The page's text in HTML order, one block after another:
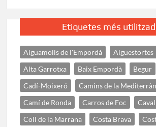
Etiquetes més
Aiguamolls de l'Empordà Aigüestortes
Alta Garrotxa
Baix Empordà Begur
Cadí-Moixeró
Camins de la
Camí de Ronda
Carros de Foc
Coll de la Marrana
Costa Brava